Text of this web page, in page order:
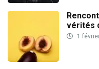
vérités
1